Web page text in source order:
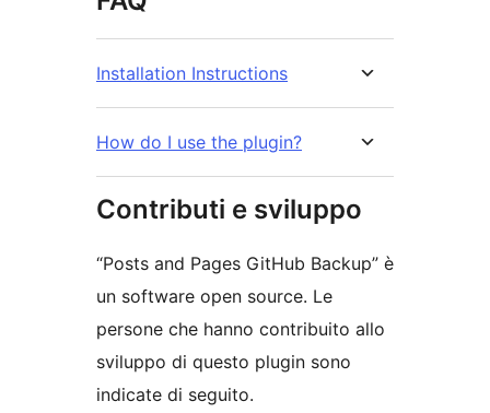
Installation Instructions
How do I use the plugin?
Contributi e sviluppo
“Posts and Pages GitHub Backup” è
un software open source. Le
persone che hanno contribuito allo
sviluppo di questo plugin sono
indicate di seguito.